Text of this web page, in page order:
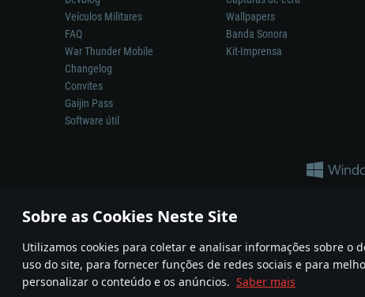
Sobre as Cookies Neste Site
Utilizamos cookies para coletar e analisar informações sobre o
uso do site, para fornecer funções de redes sociais e para
personalizar o conteúdo e os anúncios. Saber mais
Veículos Militares
FAQ
War Thunder Mobile
Changelog
Convites
Gaijin Pass
Software útil
Wallpapers
Banda Sonora
Kit-Imprensa
A reprodução de qualquer sistema de armas ou veículo neste jogo
© 2011—2026 Gaijin Games Kft. All trademarks, logos and brand
Termos e condições Termos de Serviço